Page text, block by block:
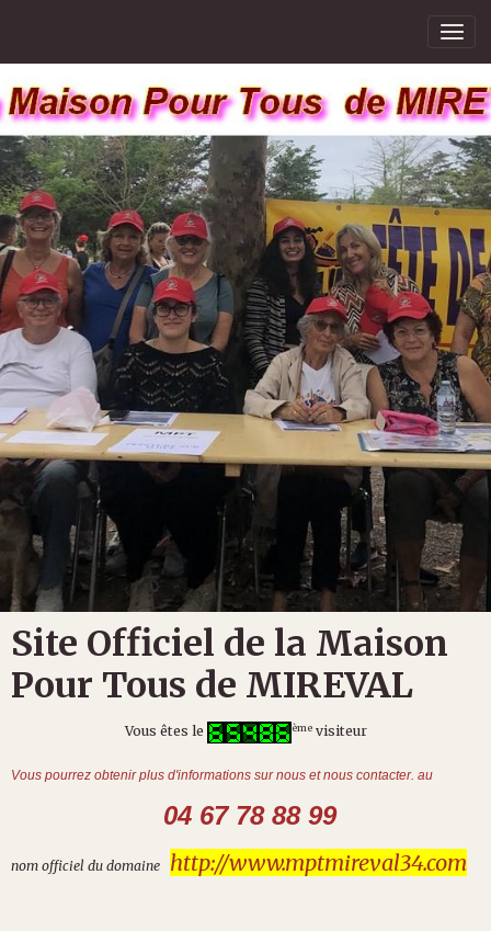
Site Officiel de la Maison
Pour Tous de MIREVAL
Vous êtes le èmevisiteur
Vous pourrez obtenir plus d'informations sur nous etnous contacter. au
04 67 78 88 99
nom officiel du domaine http://www.mptmireval34.com